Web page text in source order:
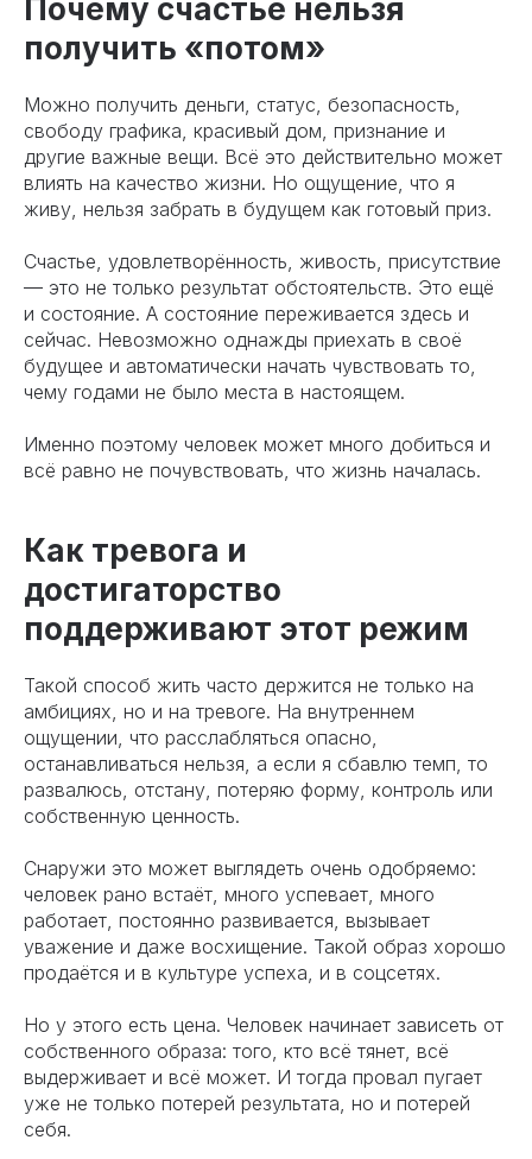
Почему счастье нельзя
получить «потом»
Можно получить деньги, статус, безопасность,
свободу графика, красивый дом, признание и
другие важные вещи. Всё это действительно может
влиять на качество жизни. Но ощущение, что я
живу, нельзя забрать в будущем как готовый приз.
Счастье, удовлетворённость, живость, присутствие
— это не только результат обстоятельств. Это ещё
и состояние. А состояние переживается здесь и
сейчас. Невозможно однажды приехать в своё
будущее и автоматически начать чувствовать то,
чему годами не было места в настоящем.
Именно поэтому человек может много добиться и
всё равно не почувствовать, что жизнь началась.
Как тревога и
достигаторство
поддерживают этот режим
Такой способ жить часто держится не только на
амбициях, но и на тревоге. На внутреннем
ощущении, что расслабляться опасно,
останавливаться нельзя, а если я сбавлю темп, то
развалюсь, отстану, потеряю форму, контроль или
собственную ценность.
Снаружи это может выглядеть очень одобряемо:
человек рано встаёт, много успевает, много
работает, постоянно развивается, вызывает
уважение и даже восхищение. Такой образ хорошо
продаётся и в культуре успеха, и в соцсетях.
Но у этого есть цена. Человек начинает зависеть от
собственного образа: того, кто всё тянет, всё
выдерживает и всё может. И тогда провал пугает
уже не только потерей результата, но и потерей
себя.